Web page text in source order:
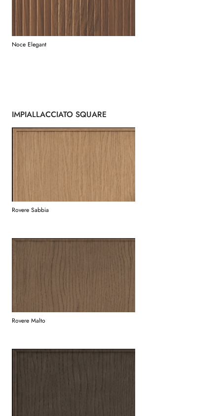
Noce Elegant
IMPIALLACCIATO SQUARE
Rovere Sabbia
Rovere Malto